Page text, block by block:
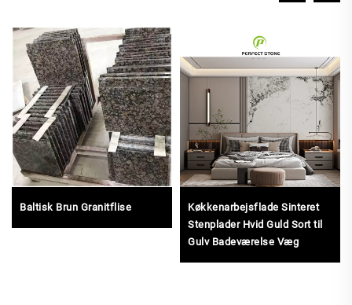
Baltisk Brun Granitflise
Køkkenarbejsflade Sinteret
Stenplader Hvid Guld Sort til
Gulv Badeværelse Væg